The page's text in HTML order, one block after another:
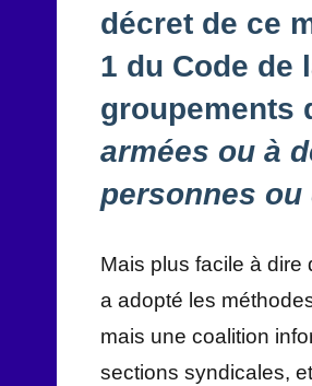
décret de ce
1 du Code de
groupements
armées ou à
personnes ou
Mais plus facile à dire
a adopté les
mais une coalition
sections syndicales,